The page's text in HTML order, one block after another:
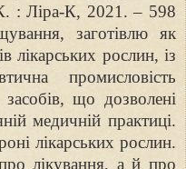
: Ліра-К, 2021. – 598
заготівлю як
лікарських рослин, із
промисловість
засобів, що дозволені
медичній практиці.
лікарських рослин.
лікування, а й про